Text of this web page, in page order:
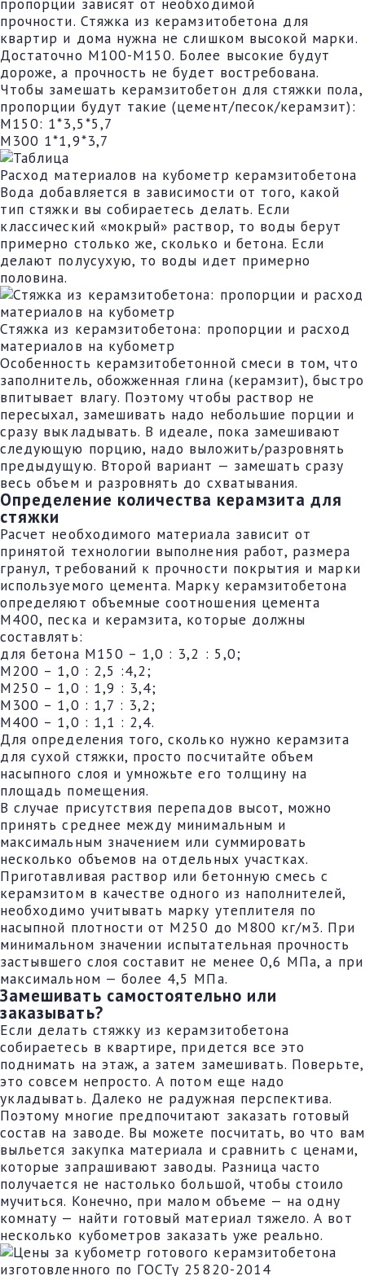
прочности. Стяжка из керамзитобетона для
квартир и дома нужна не слишком высокой марки.
Достаточно М100-М150. Более высокие будут
дороже, а прочность не будет востребована.
Чтобы замешать керамзитобетон для стяжки пола,
пропорции будут такие (цемент/песок/керамзит):
М150: 1*3,5*5,7
М300 1*1,9*3,7
Расход материалов на кубометр керамзитобетона
Вода добавляется в зависимости от того, какой
тип стяжки вы собираетесь делать. Если
классический «мокрый» раствор, то воды берут
примерно столько же, сколько и бетона. Если
делают полусухую, то воды идет примерно
половина.
Стяжка из керамзитобетона: пропорции и расход
материалов на кубометр
Особенность керамзитобетонной смеси в том, что
заполнитель, обожженная глина (керамзит), быстро
впитывает влагу. Поэтому чтобы раствор не
пересыхал, замешивать надо небольшие порции и
сразу выкладывать. В идеале, пока замешивают
следующую порцию, надо выложить/разровнять
предыдущую. Второй вариант — замешать сразу
весь объем и разровнять до схватывания.
Определение количества керамзита для
стяжки
Расчет необходимого материала зависит от
принятой технологии выполнения работ, размера
гранул, требований к прочности покрытия и марки
используемого цемента. Марку керамзитобетона
определяют объемные соотношения цемента
М400, песка и керамзита, которые должны
составлять:
для бетона М150 – 1,0 : 3,2 : 5,0;
М200 – 1,0 : 2,5 :4,2;
М250 – 1,0 : 1,9 : 3,4;
М300 – 1,0 : 1,7 : 3,2;
М400 – 1,0 : 1,1 : 2,4.
Для определения того, сколько нужно керамзита
для сухой стяжки, просто посчитайте объем
насыпного слоя и умножьте его толщину на
площадь помещения.
В случае присутствия перепадов высот, можно
принять среднее между минимальным и
максимальным значением или суммировать
несколько объемов на отдельных участках.
Приготавливая раствор или бетонную смесь с
керамзитом в качестве одного из наполнителей,
необходимо учитывать марку утеплителя по
насыпной плотности от М250 до М800 кг/м3. При
минимальном значении испытательная прочность
застывшего слоя составит не менее 0,6 МПа, а при
максимальном — более 4,5 МПа.
Замешивать самостоятельно или
заказывать?
Если делать стяжку из керамзитобетона
собираетесь в квартире, придется все это
поднимать на этаж, а затем замешивать. Поверьте,
это совсем непросто. А потом еще надо
укладывать. Далеко не радужная перспектива.
Поэтому многие предпочитают заказать готовый
состав на заводе. Вы можете посчитать, во что вам
выльется закупка материала и сравнить с ценами,
которые запрашивают заводы. Разница часто
получается не настолько большой, чтобы стоило
мучиться. Конечно, при малом объеме — на одну
комнату — найти готовый материал тяжело. А вот
несколько кубометров заказать уже реально.